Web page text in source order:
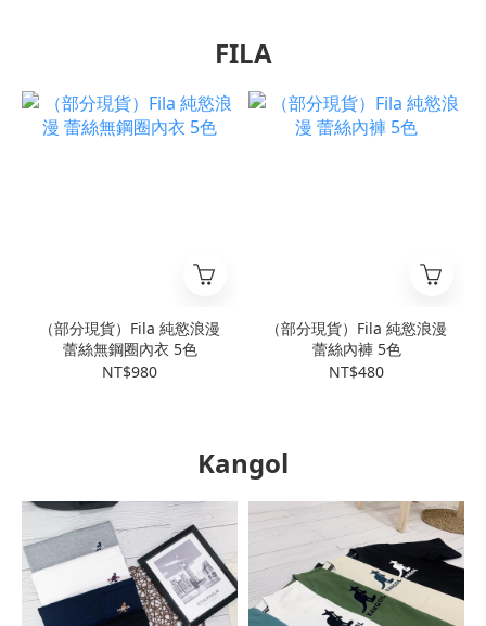
FILA
（部分現貨）Fila 純慾浪漫
蕾絲無鋼圈內衣 5色
NT$980
（部分現貨）Fila 純慾浪漫
蕾絲內褲 5色
NT$480
Kangol